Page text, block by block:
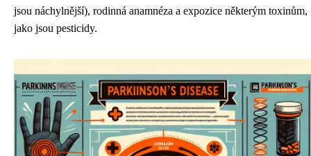
jsou náchylnější), rodinná anamnéza a expozice některým toxinům,
jako jsou pesticidy.